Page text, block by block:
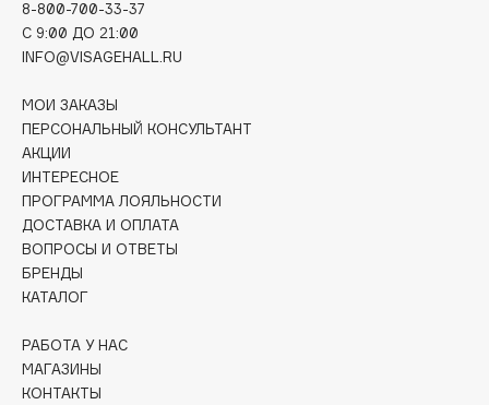
Collagenina
Consly
CosRX
Cottolina
Crescina
Cunzite
Curaprox
D
d'Alba
DABO
8-800-700-33-37
C 9:00 ДО 21:00
INFO@VISAGEHALL.RU
МОИ ЗАКАЗЫ
ПЕРСОНАЛЬНЫЙ КОНСУЛЬТАНТ
АКЦИИ
ИНТЕРЕСНОЕ
ПРОГРАММА ЛОЯЛЬНОСТИ
ДОСТАВКА И ОПЛАТА
ВОПРОСЫ И ОТВЕТЫ
БРЕНДЫ
КАТАЛОГ
РАБОТА У НАС
МАГАЗИНЫ
КОНТАКТЫ